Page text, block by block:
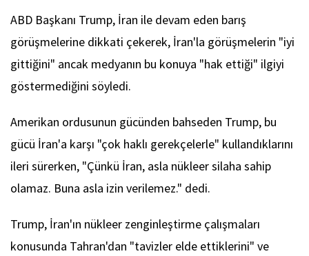
ABD Başkanı Trump, İran ile devam eden barış
görüşmelerine dikkati çekerek, İran'la görüşmelerin "iyi
gittiğini" ancak medyanın bu konuya "hak ettiği" ilgiyi
göstermediğini söyledi.
Amerikan ordusunun gücünden bahseden Trump, bu
gücü İran'a karşı "çok haklı gerekçelerle" kullandıklarını
ileri sürerken, "Çünkü İran, asla nükleer silaha sahip
olamaz. Buna asla izin verilemez." dedi.
Trump, İran'ın nükleer zenginleştirme çalışmaları
konusunda Tahran'dan "tavizler elde ettiklerini" ve